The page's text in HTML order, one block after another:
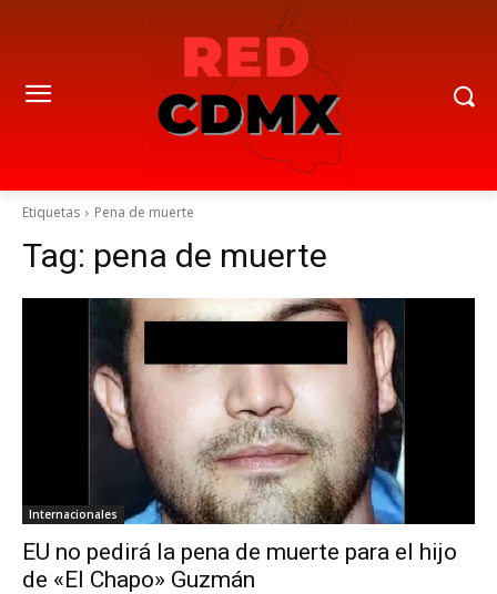
Etiquetas Pena de muerte
Tag: pena de muerte
Internacionales
EU no pedirá la pena de muerte para el hijo
de «El Chapo» Guzmán